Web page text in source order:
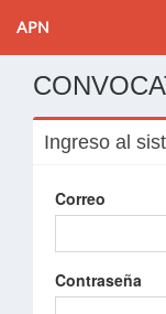
APN
Ingreso al
Correo
Contraseña